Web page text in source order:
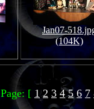
Jan07-
(104K)
Page: [ 1 2 3 4 5 6 7